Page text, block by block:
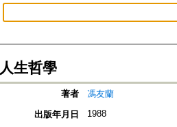
人生哲學
著者
馮友蘭
出版年月日
1988